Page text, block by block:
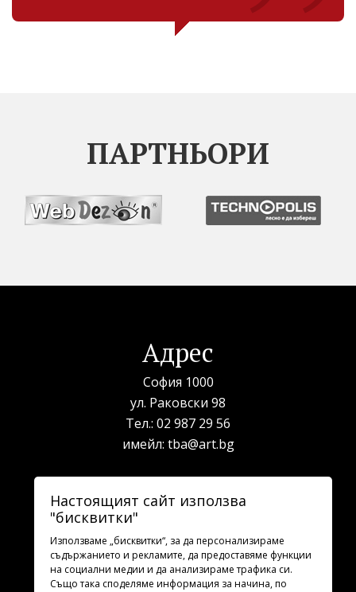
ПАРТНЬОРИ
Адрес
София 1000
ул. Раковски 98
Тел.: 02 987 29 56
имейл: tba@art.bg
Билетна каса
телефон:
рабoтно време: 10:00 - 19:30
Последвайте ни
Настоящият сайт използва
"бисквитки"
Използваме „бисквитки“, за да персонализираме
съдържанието и рекламите, да предоставяме функции
на социални медии и да анализираме трафика си.
Също така споделяме информация за начина, по